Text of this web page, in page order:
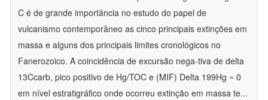
C é de grande importância no estudo do papel de
vulcanismo contemporâneo as cinco principais extinções em
massa e alguns dos principais limites cronológicos no
Fanerozoico. A coincidência de excursão nega-tiva de delta
13Ccarb, pico positivo de Hg/TOC e (MIF) Delta 199Hg ~ 0
em nível estratigráfico onde ocorreu extinção em massa te...